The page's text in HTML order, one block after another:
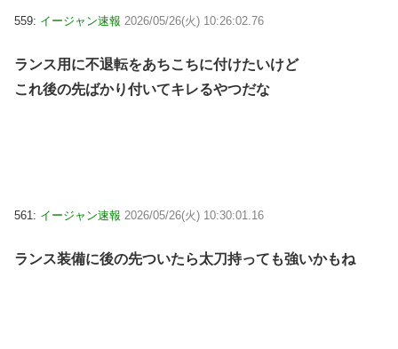
559: イージャン速報 2026/05/26(火) 10:26:02.76
ランス用に不退転をあちこちに付けたいけど
これ後の先ばかり付いてキレるやつだな
561: イージャン速報 2026/05/26(火) 10:30:01.16
ランス装備に後の先ついたら太刀持っても強いかもね